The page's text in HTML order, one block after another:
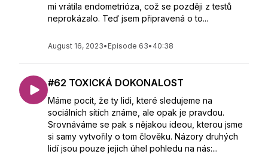
mi vrátila endometrióza, což se později z testů
neprokázalo. Teď jsem připravená o to...
August 16, 2023• Episode 63• 40:38
#62 TOXICKÁ DOKONALOST
Máme pocit, že ty lidi, které sledujeme na
sociálních sítích známe, ale opak je pravdou.
Srovnáváme se pak s nějakou ideou, kterou jsme
si samy vytvořily o tom člověku. Názory druhých
lidí jsou pouze jejich úhel pohledu na nás:...